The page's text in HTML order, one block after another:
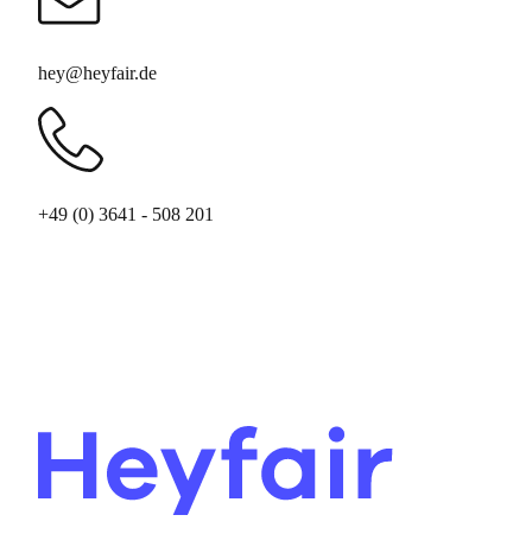
hey@heyfair.de
+49 (0) ‭3641 - 508 201‬